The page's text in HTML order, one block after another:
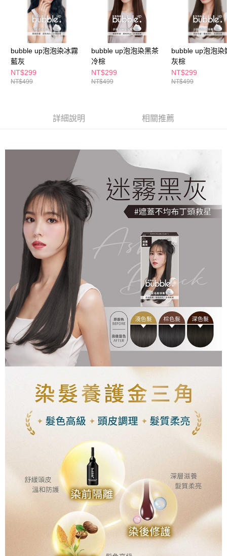
３．未成年的使用者請事先徵得法定代理人或監護人之同意方可使用
「AFTEE先享後付」，若未經同意申辦者引起之損失，本公司不負相關責
４．使用「AFTEE先享後付」時，將依據個別帳號之用戶狀況，依本公司即
時審查核予不同之上限額度；若仍有額度不足之情形，本公司將視審查結果
請求用戶進行身份認證。
５．嚴禁一人註冊多個帳號或使用他人資訊註冊。若發現惡意使用之情形，
恩沛科技股份有限公司將有權停止該用戶之使用額度並採取法律行動。
宅配(本島)
每筆NT$100，滿NT$790(含以上)免運費
付款後寶雅門市自取(由倉庫統一出貨)
每筆NT$80，滿NT$290(含以上)免運費
bubble up泡泡染冰霧
藍灰
NT$299
NT$499
bubble up泡泡染黑茶
冷棕
NT$299
NT$499
bubble up泡泡染
灰棕
NT$299
NT$499
詳細說明 相關推薦